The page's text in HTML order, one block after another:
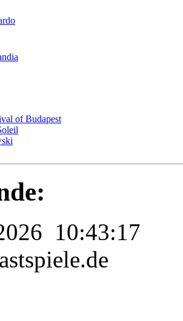
of Budapest
10:43:17